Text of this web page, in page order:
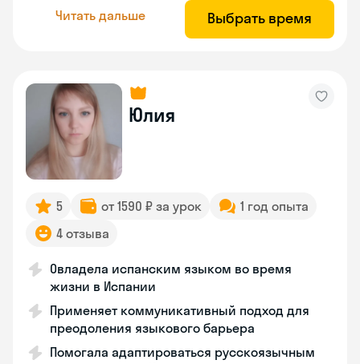
Читать дальше Выбрать время
Юлия
5 от 1590 ₽ за урок
1 год опыта
4 отзыва
Овладела испанским языком во время
жизни в Испании
Применяет коммуникативный подход для
преодоления языкового барьера
Помогала адаптироваться русскоязычным